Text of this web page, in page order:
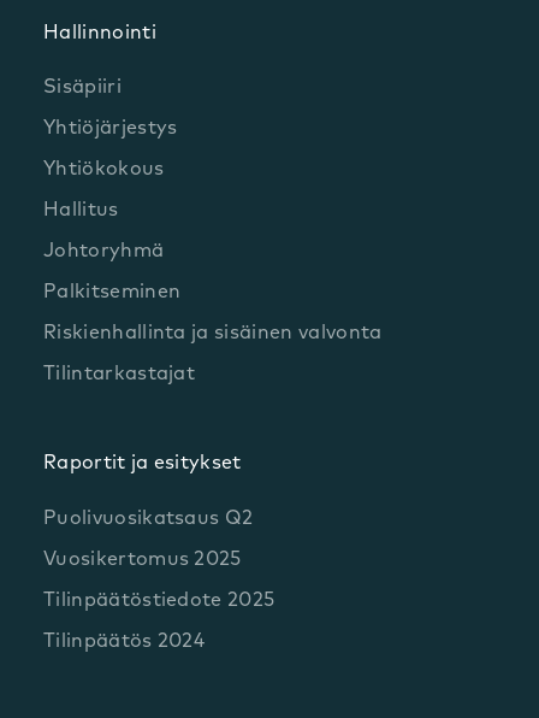
Hallinnointi
Sisäpiiri
Yhtiöjärjestys
Yhtiökokous
Hallitus
Johtoryhmä
Palkitseminen
Riskienhallinta ja sisäinen valvonta
Tilintarkastajat
Raportit ja esitykset
Puolivuosikatsaus Q2
Vuosikertomus 2025
Tilinpäätöstiedote 2025
Tilinpäätös 2024